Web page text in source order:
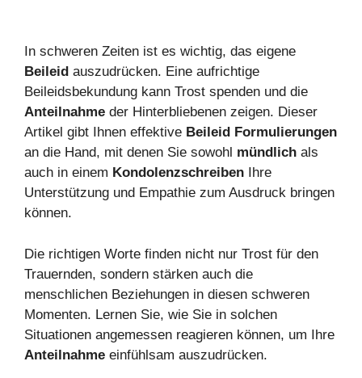
In schweren Zeiten ist es wichtig, das eigene
Beileid auszudrücken. Eine aufrichtige
Beileidsbekundung kann Trost spenden und die
Anteilnahme der Hinterbliebenen zeigen. Dieser
Artikel gibt Ihnen effektive Beileid Formulierungen
an die Hand, mit denen Sie sowohl mündlich als
auch in einem Kondolenzschreiben Ihre
Unterstützung und Empathie zum Ausdruck bringen
können.
Die richtigen Worte finden nicht nur Trost für den
Trauernden, sondern stärken auch die
menschlichen Beziehungen in diesen schweren
Momenten. Lernen Sie, wie Sie in solchen
Situationen angemessen reagieren können, um Ihre
Anteilnahme einfühlsam auszudrücken.